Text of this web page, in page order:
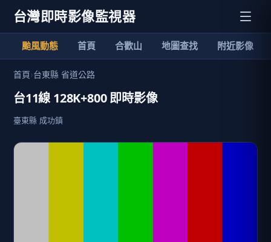
台灣即時影像監視器
颱風動態 首頁 合歡山 地圖查找 附近影像
首頁›台東縣 省道公路
台11線 128K+800 即時影像
臺東縣 成功鎮